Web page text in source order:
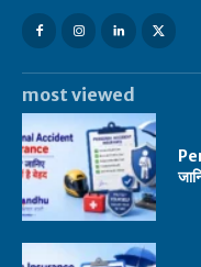
most viewed